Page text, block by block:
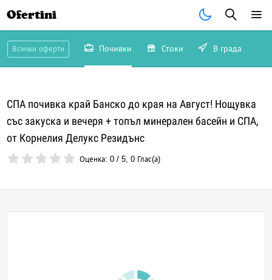
Ofertini
Всички оферти Почивки Стоки В града
СПА почивка край Банско до края на Август! Нощувка
със закуска и вечеря + топъл минерален басейн и СПА,
от Корнелия Делукс Резидънс
Оценка:0 /5,0 Глас(а)